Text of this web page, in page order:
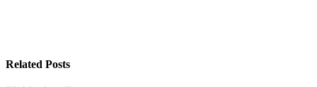
Related Posts